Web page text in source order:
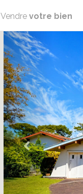
Vendre votre bien